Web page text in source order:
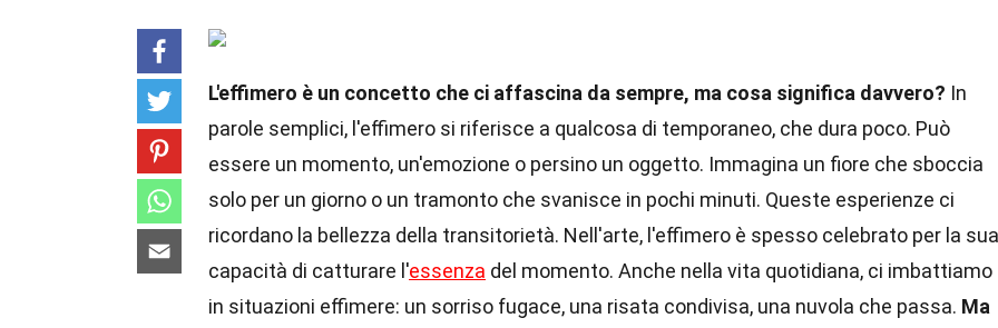
L'effimero è un concetto che ci affascina da sempre, ma cosa significa davvero? In
parole semplici, l'effimero si riferisce a qualcosa di temporaneo, che dura poco. Può
essere un momento, un'emozione o persino un oggetto. Immagina un fiore che sboccia
solo per un giorno o un tramonto che svanisce in pochi minuti. Queste esperienze ci
ricordano la bellezza della transitorietà. Nell'arte, l'effimero è spesso celebrato per la sua
capacità di catturare l'essenza del momento. Anche nella vita quotidiana, ci imbattiamo
in situazioni effimere: un sorriso fugace, una risata condivisa, una nuvola che passa. Ma